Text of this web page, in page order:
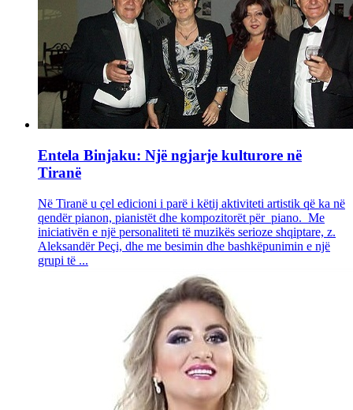
Entela Binjaku: Një ngjarje kulturore në
Tiranë
Në Tiranë u çel edicioni i parë i këtij aktiviteti artistik që ka në
qendër pianon, pianistët dhe kompozitorët për piano. Me
iniciativën e një personaliteti të muzikës serioze shqiptare, z.
Aleksandër Peçi, dhe me besimin dhe bashkëpunimin e një
grupi të ...